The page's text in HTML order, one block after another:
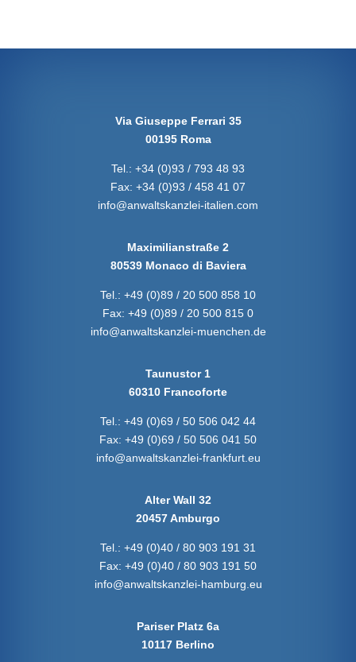
Via Giuseppe Ferrari 35
00195 Roma
Tel.: +34 (0)93 / 793 48 93
Fax: +34 (0)93 / 458 41 07
info@anwaltskanzlei-italien.com
Maximilianstraße 2
80539 Monaco di Baviera
Tel.: +49 (0)89 / 20 500 858 10
Fax: +49 (0)89 / 20 500 815 0
info@anwaltskanzlei-muenchen.de
Taunustor 1
60310 Francoforte
Tel.: +49 (0)69 / 50 506 042 44
Fax: +49 (0)69 / 50 506 041 50
info@anwaltskanzlei-frankfurt.eu
Alter Wall 32
20457 Amburgo
Tel.: +49 (0)40 / 80 903 191 31
Fax: +49 (0)40 / 80 903 191 50
info@anwaltskanzlei-hamburg.eu
Pariser Platz 6a
10117 Berlino